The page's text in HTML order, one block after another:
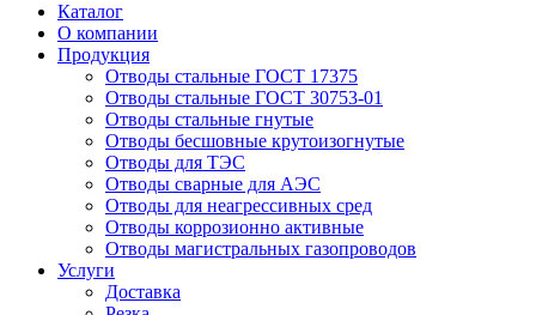
Каталог
О компании
Продукция
Отводы стальные ГОСТ 17375
Отводы стальные ГОСТ 30753-01
Отводы стальные гнутые
Отводы бесшовные крутоизогнутые
Отводы для ТЭС
Отводы сварные для АЭС
Отводы для неагрессивных сред
Отводы коррозионно активные
Отводы магистральных газопроводов
Услуги
Доставка